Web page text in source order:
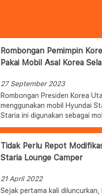
Rombongan Pemimpin
Pakai Mobil Asal Korea
27 September 2023
Rombongan Presiden Korea
menggunakan mobil Hyundai
Staria ini digunakan sebagai
62.
Tidak Perlu Repot
Staria Lounge Camper
21 April 2022
Sejak pertama kali